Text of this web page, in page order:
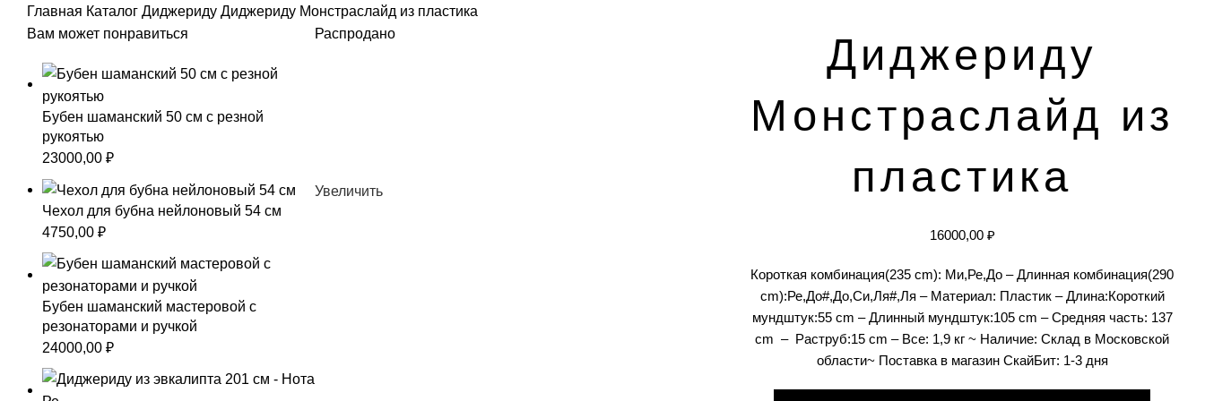
Главная Каталог Диджериду Диджериду Монстраслайд из пластика
Распродано
Увеличить
Диджериду
Монстраслайд из
пластика
16000,00 ₽
Короткая комбинация(235 cm): Ми,Ре,До – Длинная комбинация(290
cm):Ре,До#,До,Си,Ля#,Ля – Материал: Пластик – Длина:Короткий
мундштук:55 cm – Длинный мундштук:105 cm – Средняя часть: 137
cm – Раструб:15 cm – Все: 1,9 кг ~ Наличие: Склад в Московской
области~ Поставка в магазин СкайБит: 1-3 дня
Вам может понравиться
Бубен шаманский 50 см с резной
рукоятью
23000,00 ₽
Чехол для бубна нейлоновый 54 см
4750,00 ₽
Бубен шаманский мастеровой с
резонаторами и ручкой
24000,00 ₽